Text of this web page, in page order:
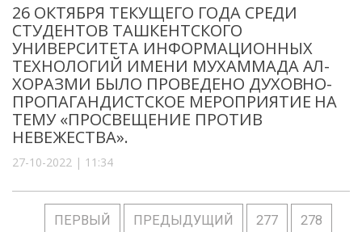
26 ОКТЯБРЯ ТЕКУЩЕГО ГОДА СРЕДИ
СТУДЕНТОВ ТАШКЕНТСКОГО
УНИВЕРСИТЕТА ИНФОРМАЦИОННЫХ
ТЕХНОЛОГИЙ ИМЕНИ МУХАММАДА АЛ-
ХОРАЗМИ БЫЛО ПРОВЕДЕНО ДУХОВНО-
ПРОПАГАНДИСТСКОЕ МЕРОПРИЯТИЕ НА
ТЕМУ «ПРОСВЕЩЕНИЕ ПРОТИВ
НЕВЕЖЕСТВА».
27-10-2022 | 11:34
ПЕРВЫЙ ПРЕДЫДУЩИЙ 277 278